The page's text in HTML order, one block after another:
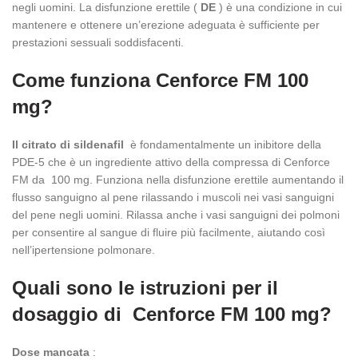
negli uomini. La disfunzione erettile ( DE ) è una condizione in cui
mantenere e ottenere un’erezione adeguata è sufficiente per
prestazioni sessuali soddisfacenti.
Come funziona Cenforce FM 100
mg?
Il citrato di sildenafil è fondamentalmente un inibitore della
PDE-5 che è un ingrediente attivo della compressa di Cenforce
FM da 100 mg. Funziona nella disfunzione erettile aumentando il
flusso sanguigno al pene rilassando i muscoli nei vasi sanguigni
del pene negli uomini. Rilassa anche i vasi sanguigni dei polmoni
per consentire al sangue di fluire più facilmente, aiutando così
nell’ipertensione polmonare.
Quali sono le istruzioni per il
dosaggio di Cenforce FM 100 mg?
Dose mancata :